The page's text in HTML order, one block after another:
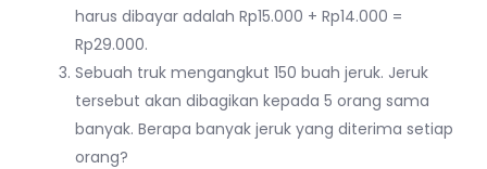
harus dibayar adalah Rp15.000 + Rp14.000 =
Rp29.000.
Sebuah truk mengangkut 150 buah jeruk. Jeruk
tersebut akan dibagikan kepada 5 orang sama
banyak. Berapa banyak jeruk yang diterima setiap
orang?